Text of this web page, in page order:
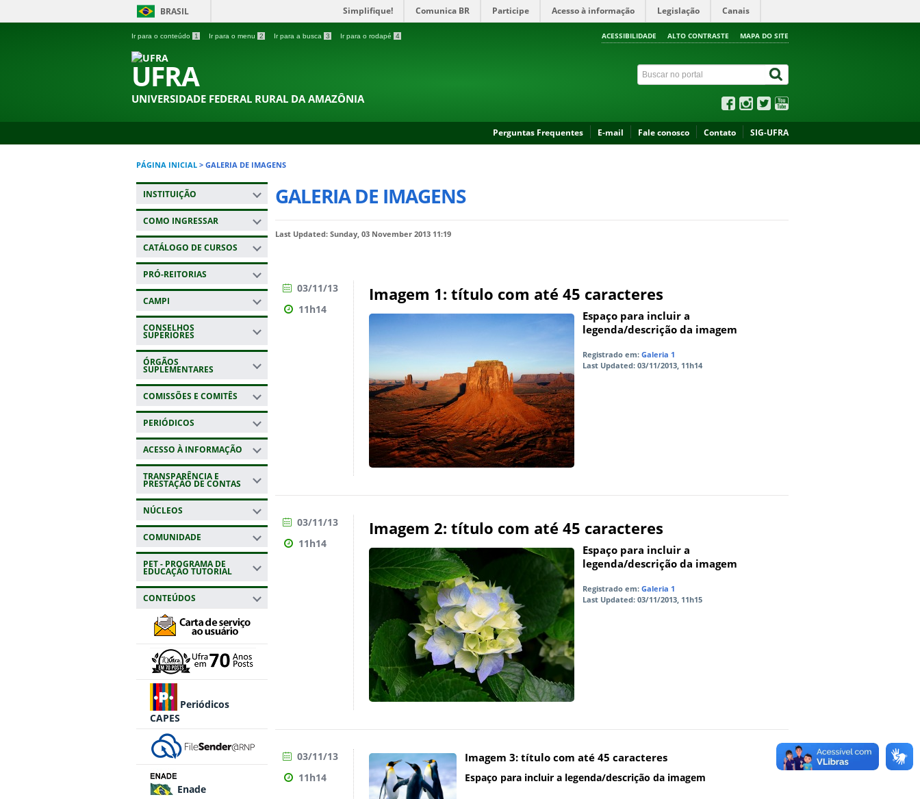
BRASIL Simplifique! Comunica BR Participe Acesso à informação Legislação Canais
Ir para o conteúdo 1 Ir para o menu 2 Ir para a busca 3 Ir para o rodapé 4 ACESSIBILIDADE ALTO CONTRASTE MAPA DO SITE
UFRA
UNIVERSIDADE FEDERAL RURAL DA AMAZÔNIA
Perguntas Frequentes E-mail Fale conosco Contato SIG-UFRA
PÁGINA INICIAL > GALERIA DE IMAGENS
INSTITUIÇÃO
COMO INGRESSAR
CATÁLOGO DE CURSOS
PRÓ-REITORIAS
CAMPI
CONSELHOS
SUPERIORES
ÓRGÃOS
SUPLEMENTARES
COMISSÕES E COMITÊS
PERIÓDICOS
ACESSO À INFORMAÇÃO
TRANSPARÊNCIA E
PRESTAÇÃO DE CONTAS
NÚCLEOS
COMUNIDADE
PET - PROGRAMA DE
EDUCAÇÃO TUTORIAL
CONTEÚDOS
Periódicos
CAPES
Enade
GALERIA DE IMAGENS
Last Updated: Sunday, 03 November 2013 11:19
Imagem 1: título com até 45 caracteres
Espaço para incluir a
legenda/descrição da imagem
Registrado em:Galeria 1
Last Updated: 03/11/2013, 11h14
03/11/13
11h14
Imagem 2: título com até 45 caracteres
Espaço para incluir a
legenda/descrição da imagem
Registrado em:Galeria 1
Last Updated: 03/11/2013, 11h15
03/11/13
11h14
Imagem 3: título com até 45 caracteres
Espaço para incluir a legenda/descrição da imagem
03/11/13
11h14